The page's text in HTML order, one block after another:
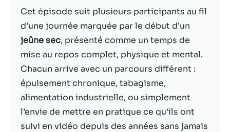
Cet épisode suit plusieurs participants au fil
d’une journée marquée par le début d’un
jeûne sec, présenté comme un temps de
mise au repos complet, physique et mental.
Chacun arrive avec un parcours différent :
épuisement chronique, tabagisme,
alimentation industrielle, ou simplement
l’envie de mettre en pratique ce qu’ils ont
suivi en vidéo depuis des années sans jamais
Nécessaire
Ces cookies ne
sont pas
facultatifs. Ils
nécessaires au
fonctionnement
du site Web.